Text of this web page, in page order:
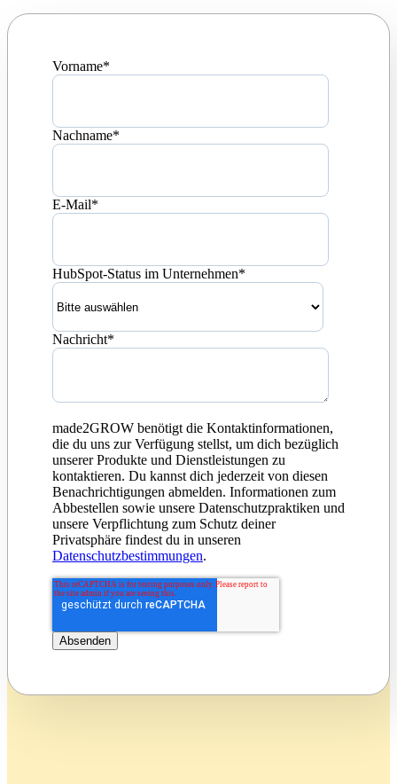
Vorname*
Nachname*
E-Mail*
HubSpot-Status im Unternehmen*
Nachricht*
made2GROW benötigt die Kontaktinformationen,
die du uns zur Verfügung stellst, um dich bezüglich
unserer Produkte und Dienstleistungen zu
kontaktieren. Du kannst dich jederzeit von diesen
Benachrichtigungen abmelden. Informationen zum
Abbestellen sowie unsere Datenschutzpraktiken und
unsere Verpflichtung zum Schutz deiner
Privatsphäre findest du in unseren
Datenschutzbestimmungen.